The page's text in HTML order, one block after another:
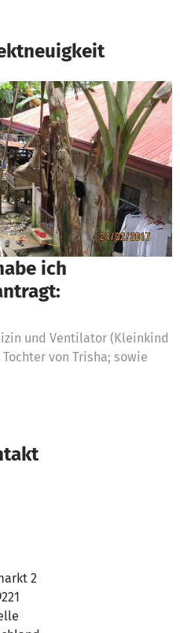
ich
und Ventilator (Kleinkind
von Trisha; sowie
2